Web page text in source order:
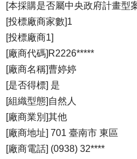
[本採購是否屬中央政府計畫型
[投標廠商家數]1
[投標廠商1]
[廠商代碼]R2226*****
[廠商名稱]曹婷婷
[是否得標] 是
[組織型態]自然人
[廠商業別]其他
[廠商地址] 701 臺南市 東區
[廠商電話] (0938) 32****